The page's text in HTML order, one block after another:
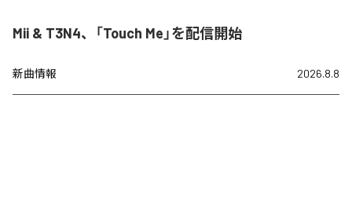
Mii & T3N4、「Touch Me」を配信開始
新曲情報 2026.8.8